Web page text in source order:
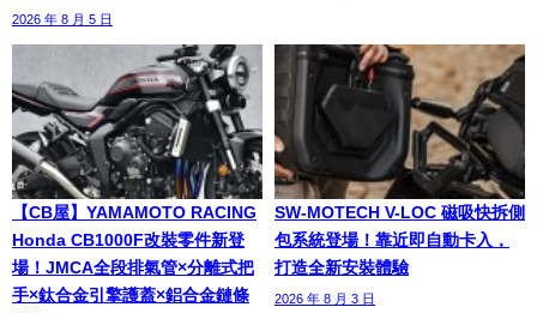
2026 年 8 月 5 日
【CB屋】YAMAMOTO RACING
Honda CB1000F改裝零件新登
場！JMCA全段排氣管×分離式把
手×鈦合金引擎護蓋×鋁合金鏈條
SW-MOTECH V-LOC 磁吸快拆側
包系統登場！靠近即自動卡入，
打造全新安裝體驗
2026 年 8 月 3 日